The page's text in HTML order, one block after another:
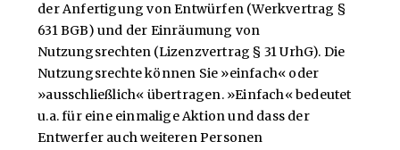
der Anfertigung von Entwürfen (Werkvertrag §
631 BGB) und der Einräumung von
Nutzungsrechten (Lizenzvertrag § 31 UrhG). Die
Nutzungsrechte können Sie »einfach« oder
»ausschließlich« übertragen. »Einfach« bedeutet
u.a. für eine einmalige Aktion und dass der
Entwerfer auch weiteren Personen